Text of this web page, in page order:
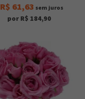
R$ 61,63 sem juros
por R$ 184,90